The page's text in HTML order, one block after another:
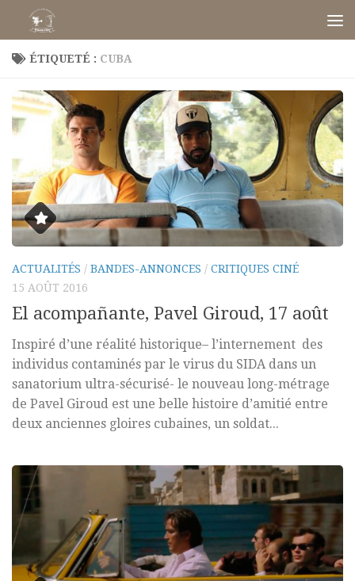
Skip to content
ÉTIQUETÉ : CUBA
ACTUALITÉS / BANDES-ANNONCES / CRITIQUES CINÉ
15 AOÛT 2016
El acompañante, Pavel Giroud, 17 août
Inspiré d’une réalité historique– l’internement des
individus contaminés par le virus du SIDA dans un
sanatorium ultra-sécurisé- le nouveau long-métrage
de Pavel Giroud est une belle histoire d’amitié entre
deux anciennes gloires cubaines, un soldat...